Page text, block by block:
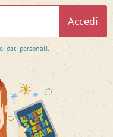
Accedi
dati personali